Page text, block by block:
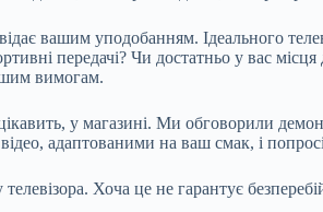
вашим уподобанням. Ідеального
передачі? Чи достатньо у вас
вимогам.
у магазині. Ми обговорили
адаптованими на ваш смак, і
Хоча це не гарантує